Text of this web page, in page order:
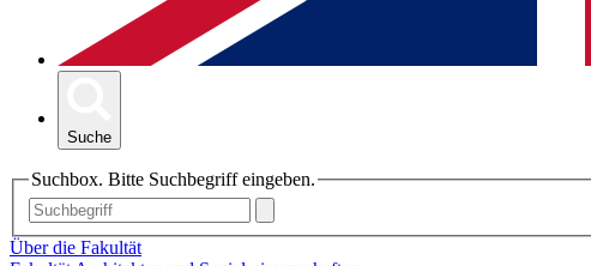
Suche
Suchbox. Bitte Suchbegriff eingeben.
Über die Fakultät